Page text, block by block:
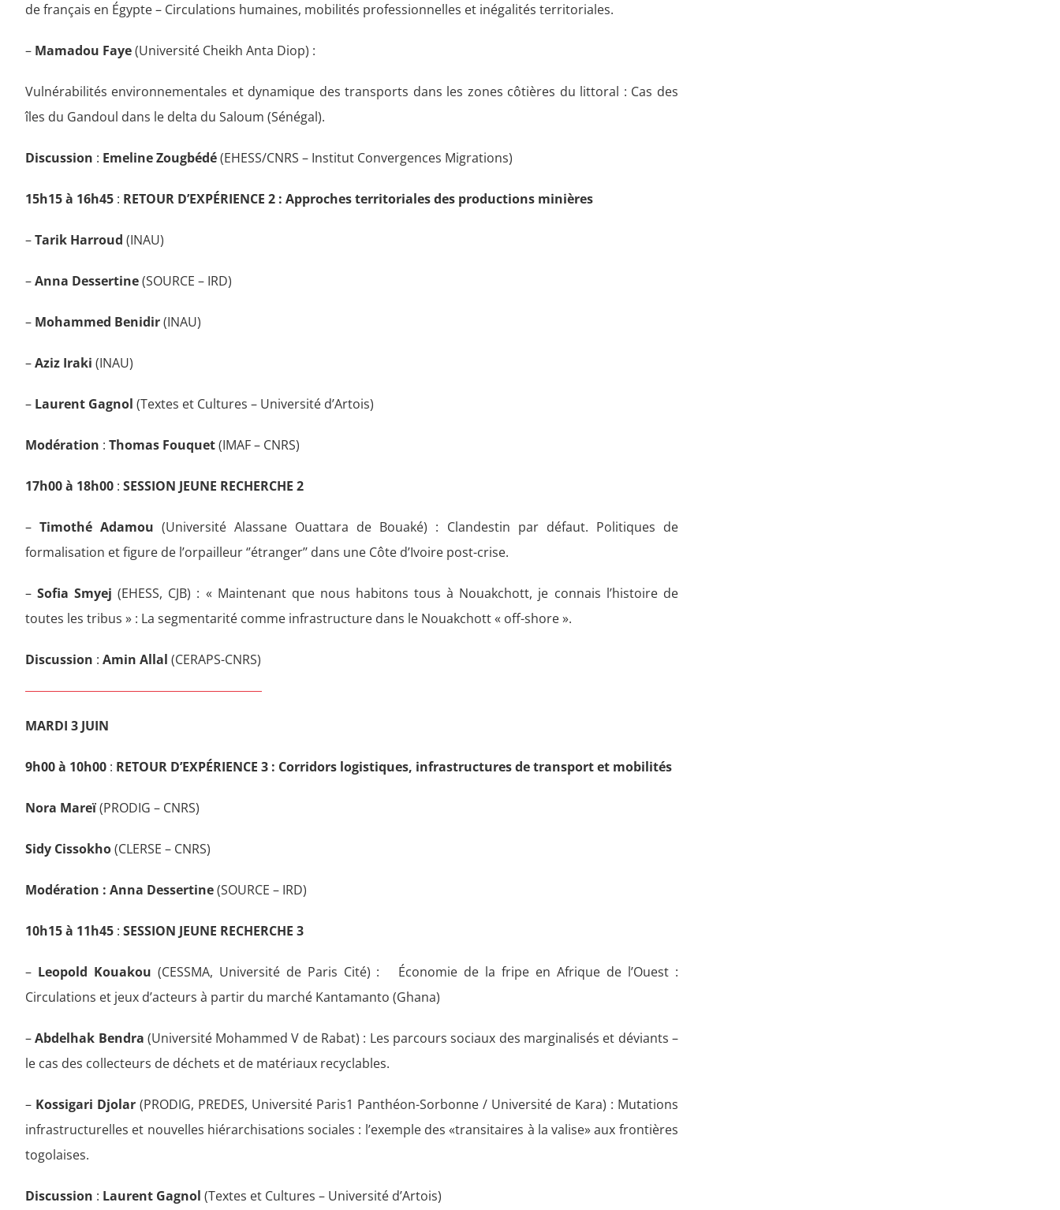
de français en Égypte – Circulations humaines, mobilités professionnelles et inégalités territoriales.
– Mamadou Faye(Université Cheikh Anta Diop) :
Vulnérabilités environnementales et dynamique des transports dans les zones côtières du littoral : Cas des
îles du Gandoul dans le delta du Saloum (Sénégal).
Discussion : Emeline Zougbédé(EHESS/CNRS – Institut Convergences Migrations)
15h15 à 16h45: RETOUR D’EXPÉRIENCE 2 : Approches territoriales des productions minières
–Tarik Harroud (INAU)
–Anna Dessertine(SOURCE – IRD)
– Mohammed Benidir(INAU)
–Aziz Iraki (INAU)
– Laurent Gagnol (Textes et Cultures – Université d’Artois)
Modération : Thomas Fouquet(IMAF – CNRS)
17h00 à 18h00: SESSION JEUNE RECHERCHE 2
–Timothé Adamou (Université Alassane Ouattara de Bouaké) : Clandestin par défaut. Politiques de
formalisation et figure de l’orpailleur ‘’étranger’’ dans une Côte d’Ivoire post-crise.
–Sofia Smyej (EHESS, CJB) : « Maintenant que nous habitons tous à Nouakchott, je connais l’histoire de
toutes les tribus » : La segmentarité comme infrastructure dans le Nouakchott « off-shore ».
Discussion : Amin Allal (CERAPS-CNRS)
MARDI 3 JUIN
9h00 à 10h00: RETOUR D’EXPÉRIENCE 3 : Corridors logistiques, infrastructures de transportet mobilités
Nora Mareï(PRODIG – CNRS)
Sidy Cissokho(CLERSE – CNRS)
Modération : Anna Dessertine(SOURCE – IRD)
10h15 à 11h45: SESSION JEUNE RECHERCHE 3
– Leopold Kouakou (CESSMA, Université de Paris Cité) : Économie de la fripe en Afrique de l’Ouest :
Circulations et jeux d’acteurs à partir du marché Kantamanto (Ghana)
–Abdelhak Bendra (Université Mohammed V de Rabat) : Les parcours sociaux des marginalisés et déviants –
le cas des collecteurs de déchets et de matériaux recyclables.
– Kossigari Djolar(PRODIG, PREDES, Université Paris1 Panthéon-Sorbonne / Université de Kara) : Mutations
infrastructurelles et nouvelles hiérarchisations sociales : l’exemple des «transitaires à la valise» aux frontières
togolaises.
Discussion : Laurent Gagnol (Textes et Cultures – Université d’Artois)